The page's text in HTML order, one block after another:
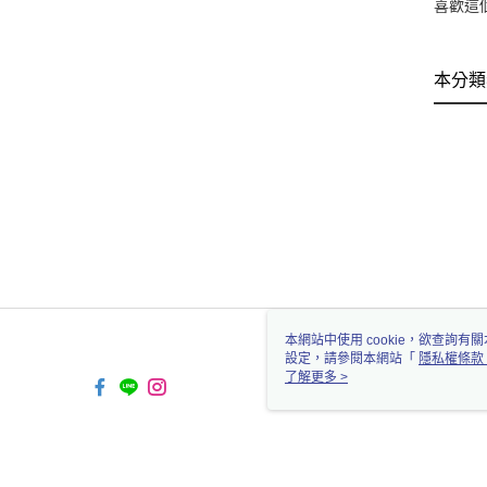
喜歡這
本分
本網站中使用 cookie，欲查詢有
設定，請參閱本網站「 隱私權條款
使用 cookie。
了解更多 >